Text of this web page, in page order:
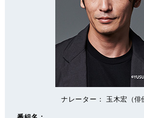
ナレーター： 玉木宏（俳